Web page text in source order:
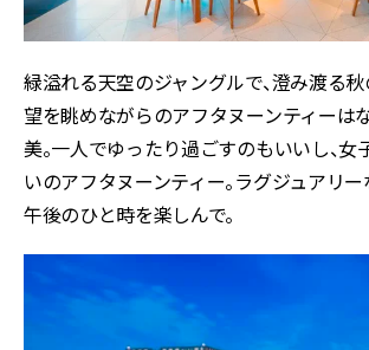
緑溢れる天空のジャングルで、澄み渡る
望を眺めながらのアフタヌーンティーは
美。一人でゆったり過ごすのもいいし、女
いのアフタヌーンティー。ラグジュアリ
午後のひと時を楽しんで。